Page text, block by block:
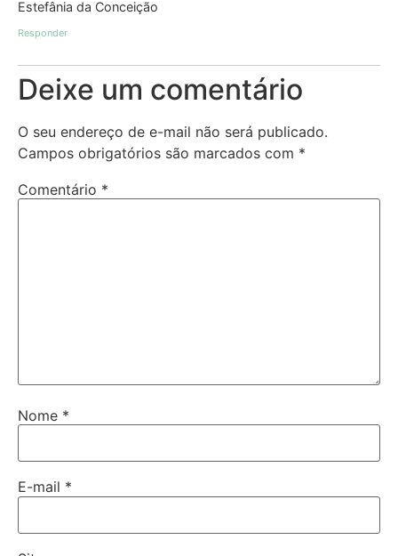
Estefânia da Conceição
Responder
Deixe um comentário
O seu endereço de e-mail não será publicado.
Campos obrigatórios são marcados com *
Comentário *
Nome *
E-mail *